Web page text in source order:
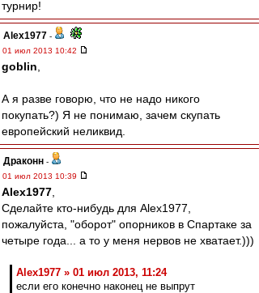
турнир!
Alex1977 -
01 июл 2013 10:42
goblin
А я разве говорю, что не надо никого
покупать?) Я не понимаю, зачем скупать
европейский неликвид.
Драконн -
01 июл 2013 10:39
Alex1977
Сделайте кто-нибудь для Alex1977,
пожалуйста, "оборот" опорников в Спартаке за
четыре года... а то у меня нервов не хватает.)))
Alex1977 » 01 июл 2013, 11:24
если его конечно наконец не выпрут